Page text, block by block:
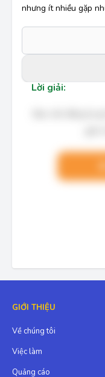
nhưng ít nhiều gặp
Lời giải:
GIỚI THIỆU
Về chúng tôi
Việc làm
Quảng cáo